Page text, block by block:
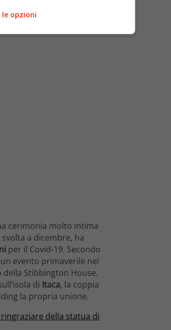
cerimonia molto intima
a dicembre, ha
per il Covid-19. Secondo
evento primaverile nel
della Stibbington House.
di Itaca, la coppia
la propria unione.
della statua di
le opzioni